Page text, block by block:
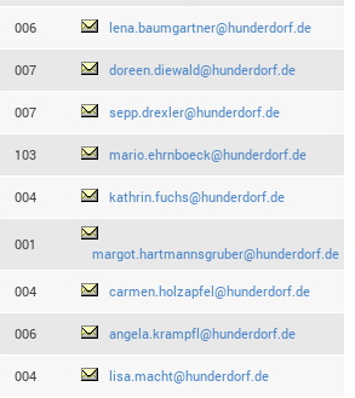
006 lena.baumgartner@hunderdorf.de
007 doreen.diewald@hunderdorf.de
007 sepp.drexler@hunderdorf.de
103 mario.ehrnboeck@hunderdorf.de
004 kathrin.fuchs@hunderdorf.de
001
margot.hartmannsgruber@hunderdorf.de
004 carmen.holzapfel@hunderdorf.de
006 angela.krampfl@hunderdorf.de
004 lisa.macht@hunderdorf.de